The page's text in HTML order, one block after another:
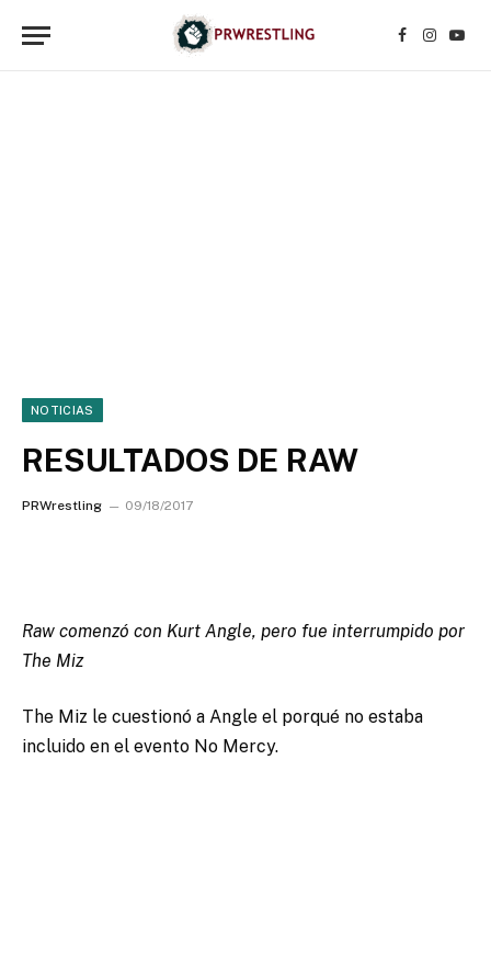
Facebook
NOTICIAS
RESULTADOS DE RAW
PRWrestling 09/18/2017
Raw comenzó con Kurt Angle, pero fue interrumpido por
The Miz
The Miz le cuestionó a Angle el porqué no estaba
incluido en el evento No Mercy.